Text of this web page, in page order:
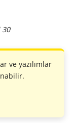
30
ve yazılımlar